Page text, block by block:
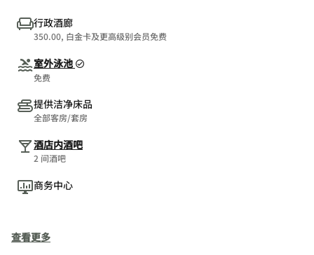
行政酒廊
350.00, 白金卡及更高级别会员免费
室外泳池
免费
提供洁净床品
全部客房/套房
酒店内酒吧
2 间酒吧
商务中心
查看更多